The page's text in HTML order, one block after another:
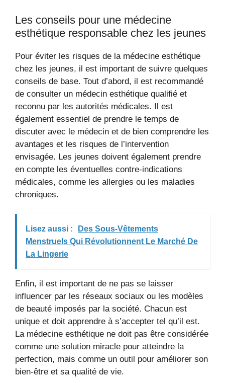
Les conseils pour une médecine
esthétique responsable chez les jeunes
Pour éviter les risques de la médecine esthétique
chez les jeunes, il est important de suivre quelques
conseils de base. Tout d’abord, il est recommandé
de consulter un médecin esthétique qualifié et
reconnu par les autorités médicales. Il est
également essentiel de prendre le temps de
discuter avec le médecin et de bien comprendre les
avantages et les risques de l’intervention
envisagée. Les jeunes doivent également prendre
en compte les éventuelles contre-indications
médicales, comme les allergies ou les maladies
chroniques.
Lisez aussi :
Des Sous-Vêtements
Menstruels Qui Révolutionnent Le Marché De
La Lingerie
Enfin, il est important de ne pas se laisser
influencer par les réseaux sociaux ou les modèles
de beauté imposés par la société. Chacun est
unique et doit apprendre à s’accepter tel qu’il est.
La médecine esthétique ne doit pas être considérée
comme une solution miracle pour atteindre la
perfection, mais comme un outil pour améliorer son
bien-être et sa qualité de vie.